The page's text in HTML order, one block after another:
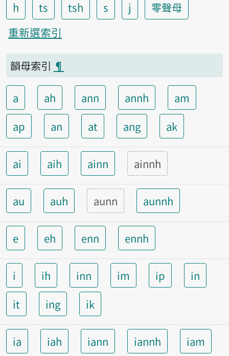
h ts tsh s j
零聲母
重新選索引
韻母索引 ¶
a ah ann annh
am
ap
an at ang ak
ai aih ainn ainnh
au auh aunn aunnh
e eh enn ennh
i ih inn im ip
in
it
ing ik
ia iah iann iannh
iam